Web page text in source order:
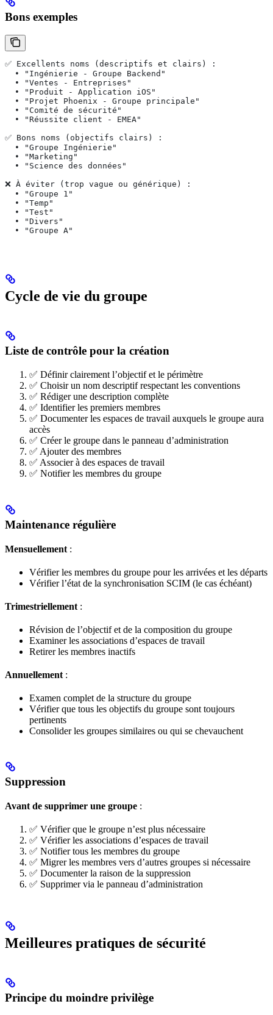
Bons exemples
✅ Excellents noms (descriptifs et clairs) :
  • "Ingénierie - Groupe Backend"
  • "Ventes - Entreprises"
  • "Produit - Application iOS"
  • "Projet Phoenix - Groupe principale"
  • "Comité de sécurité"
  • "Réussite client - EMEA"
✅ Bons noms (objectifs clairs) :
  • "Groupe Ingénierie"
  • "Marketing"
  • "Science des données"
❌ À éviter (trop vague ou générique) :
  • "Groupe 1"
  • "Temp"
  • "Test"
  • "Divers"
  • "Groupe A"
Cycle de vie du groupe
Liste de contrôle pour la création
✅ Définir clairement l’objectif et le périmètre
✅ Choisir un nom descriptif respectant les conventions
✅ Rédiger une description complète
✅ Identifier les premiers membres
✅ Documenter les espaces de travail auxquels le groupe aura
accès
✅ Créer le groupe dans le panneau d’administration
✅ Ajouter des membres
✅ Associer à des espaces de travail
✅ Notifier les membres du groupe
Maintenance régulière
Mensuellement :
Vérifier les membres du groupe pour les arrivées et les départs
Vérifier l’état de la synchronisation SCIM (le cas échéant)
Trimestriellement :
Révision de l’objectif et de la composition du groupe
Examiner les associations d’espaces de travail
Retirer les membres inactifs
Annuellement :
Examen complet de la structure du groupe
Vérifier que tous les objectifs du groupe sont toujours
pertinents
Consolider les groupes similaires ou qui se chevauchent
Suppression
Avant de supprimer une groupe :
✅ Vérifier que le groupe n’est plus nécessaire
✅ Vérifier les associations d’espaces de travail
✅ Notifier tous les membres du groupe
✅ Migrer les membres vers d’autres groupes si nécessaire
✅ Documenter la raison de la suppression
✅ Supprimer via le panneau d’administration
Meilleures pratiques de sécurité
Principe du moindre privilège